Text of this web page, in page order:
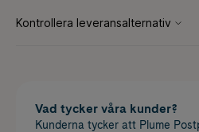
Vad tycker våra kunder?
Kunderna tycker att Plume